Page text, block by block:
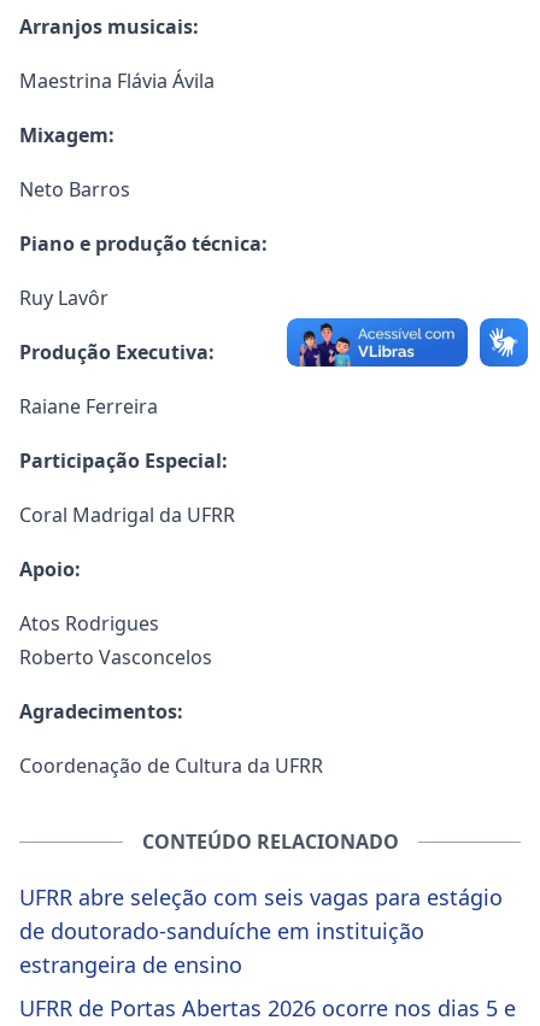
Arranjos musicais:
Maestrina Flávia Ávila
Mixagem:
Neto Barros
Piano e produção técnica:
Ruy Lavôr
Produção Executiva:
Raiane Ferreira
Participação Especial:
Coral Madrigal da UFRR
Apoio:
Atos Rodrigues
Roberto Vasconcelos
Agradecimentos:
Coordenação de Cultura da UFRR
CONTEÚDO RELACIONADO
UFRR abre seleção com seis vagas para estágio
de doutorado-sanduíche em instituição
estrangeira de ensino
UFRR de Portas Abertas 2026 ocorre nos dias 5 e